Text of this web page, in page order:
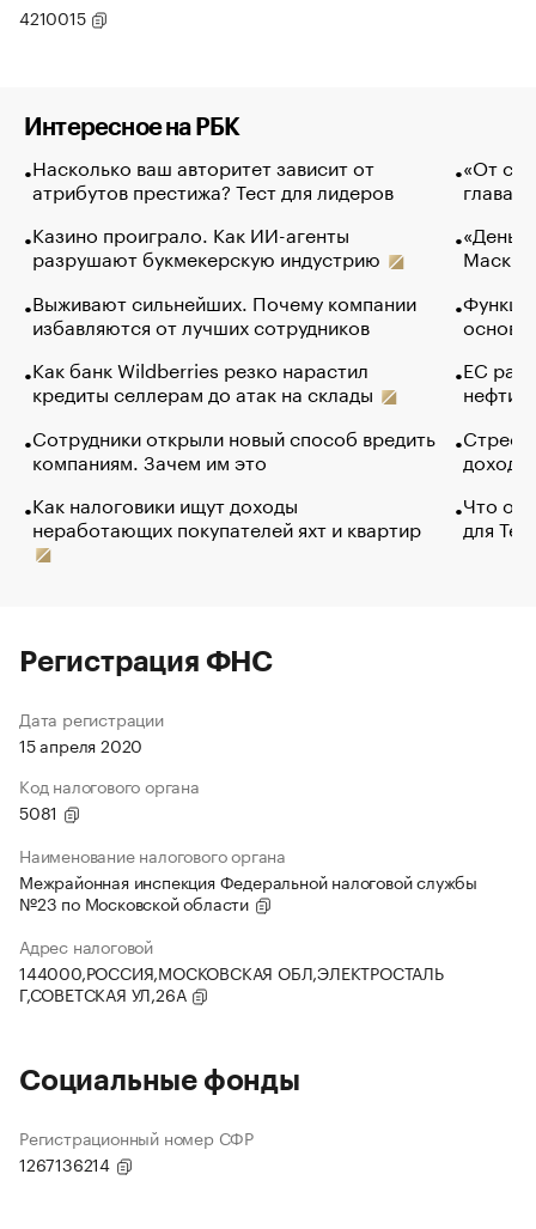
4210015
Интересное на РБК
Насколько ваш авторитет зависит от
атрибутов престижа? Тест для лидеров
Казино проиграло. Как ИИ-агенты
разрушают букмекерскую индустрию
Выживают сильнейших. Почему компании
избавляются от лучших сотрудников
Как банк Wildberries резко нарастил
кредиты селлерам до атак на склады
Сотрудники открыли новый способ вредить
компаниям. Зачем им это
Как налоговики ищут доходы
неработающих покупателей яхт и квартир
«От
глава
Маск в
основ
ЕС
нефти
Что
для
Регистрация ФНС
Дата регистрации
15 апреля 2020
Код налогового органа
5081
Наименование налогового органа
Межрайонная инспекция Федеральной налоговой службы
№23 по Московской области
Адрес налоговой
144000,РОССИЯ,МОСКОВСКАЯ ОБЛ,ЭЛЕКТРОСТАЛЬ
Г,СОВЕТСКАЯ УЛ,26А
Социальные фонды
Регистрационный номер СФР
1267136214